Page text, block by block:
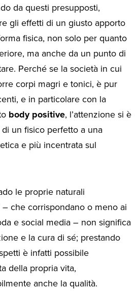
da questi presupposti,
gli effetti di un giusto apporto
fisica, non solo per quanto
ma anche da un punto di
Perché se la società in cui
corpi magri e tonici, è pur
e in particolare con la
body positive, l’attenzione si è
un fisico perfetto a una
e più incentrata sul
le proprie naturali
che corrispondano o meno ai
e social media – non significa
e la cura di sé; prestando
è infatti possibile
della propria vita,
anche la qualità.